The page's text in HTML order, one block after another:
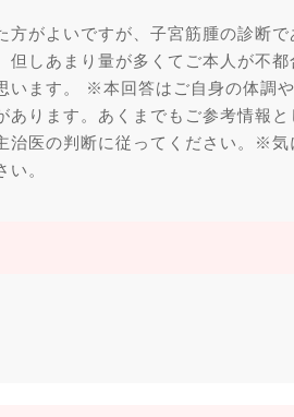
がよいですが、子宮筋腫の診断で
しあまり量が多くてご本人が不都
います。 ※本回答はご自身の体調
ります。あくまでもご参考情報と
治医の判断に従ってください。※気
。